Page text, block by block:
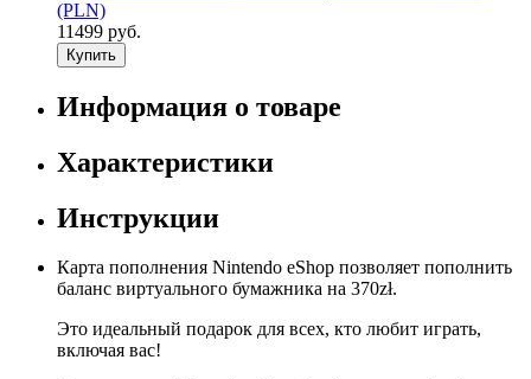
(PLN)
11499 руб.
Купить
Информация о товаре
Характеристики
Инструкции
Карта пополнения Nintendo eShop позволяет пополнить
баланс виртуального бумажника на 370zł.
Это идеальный подарок для всех, кто любит играть,
включая вас!